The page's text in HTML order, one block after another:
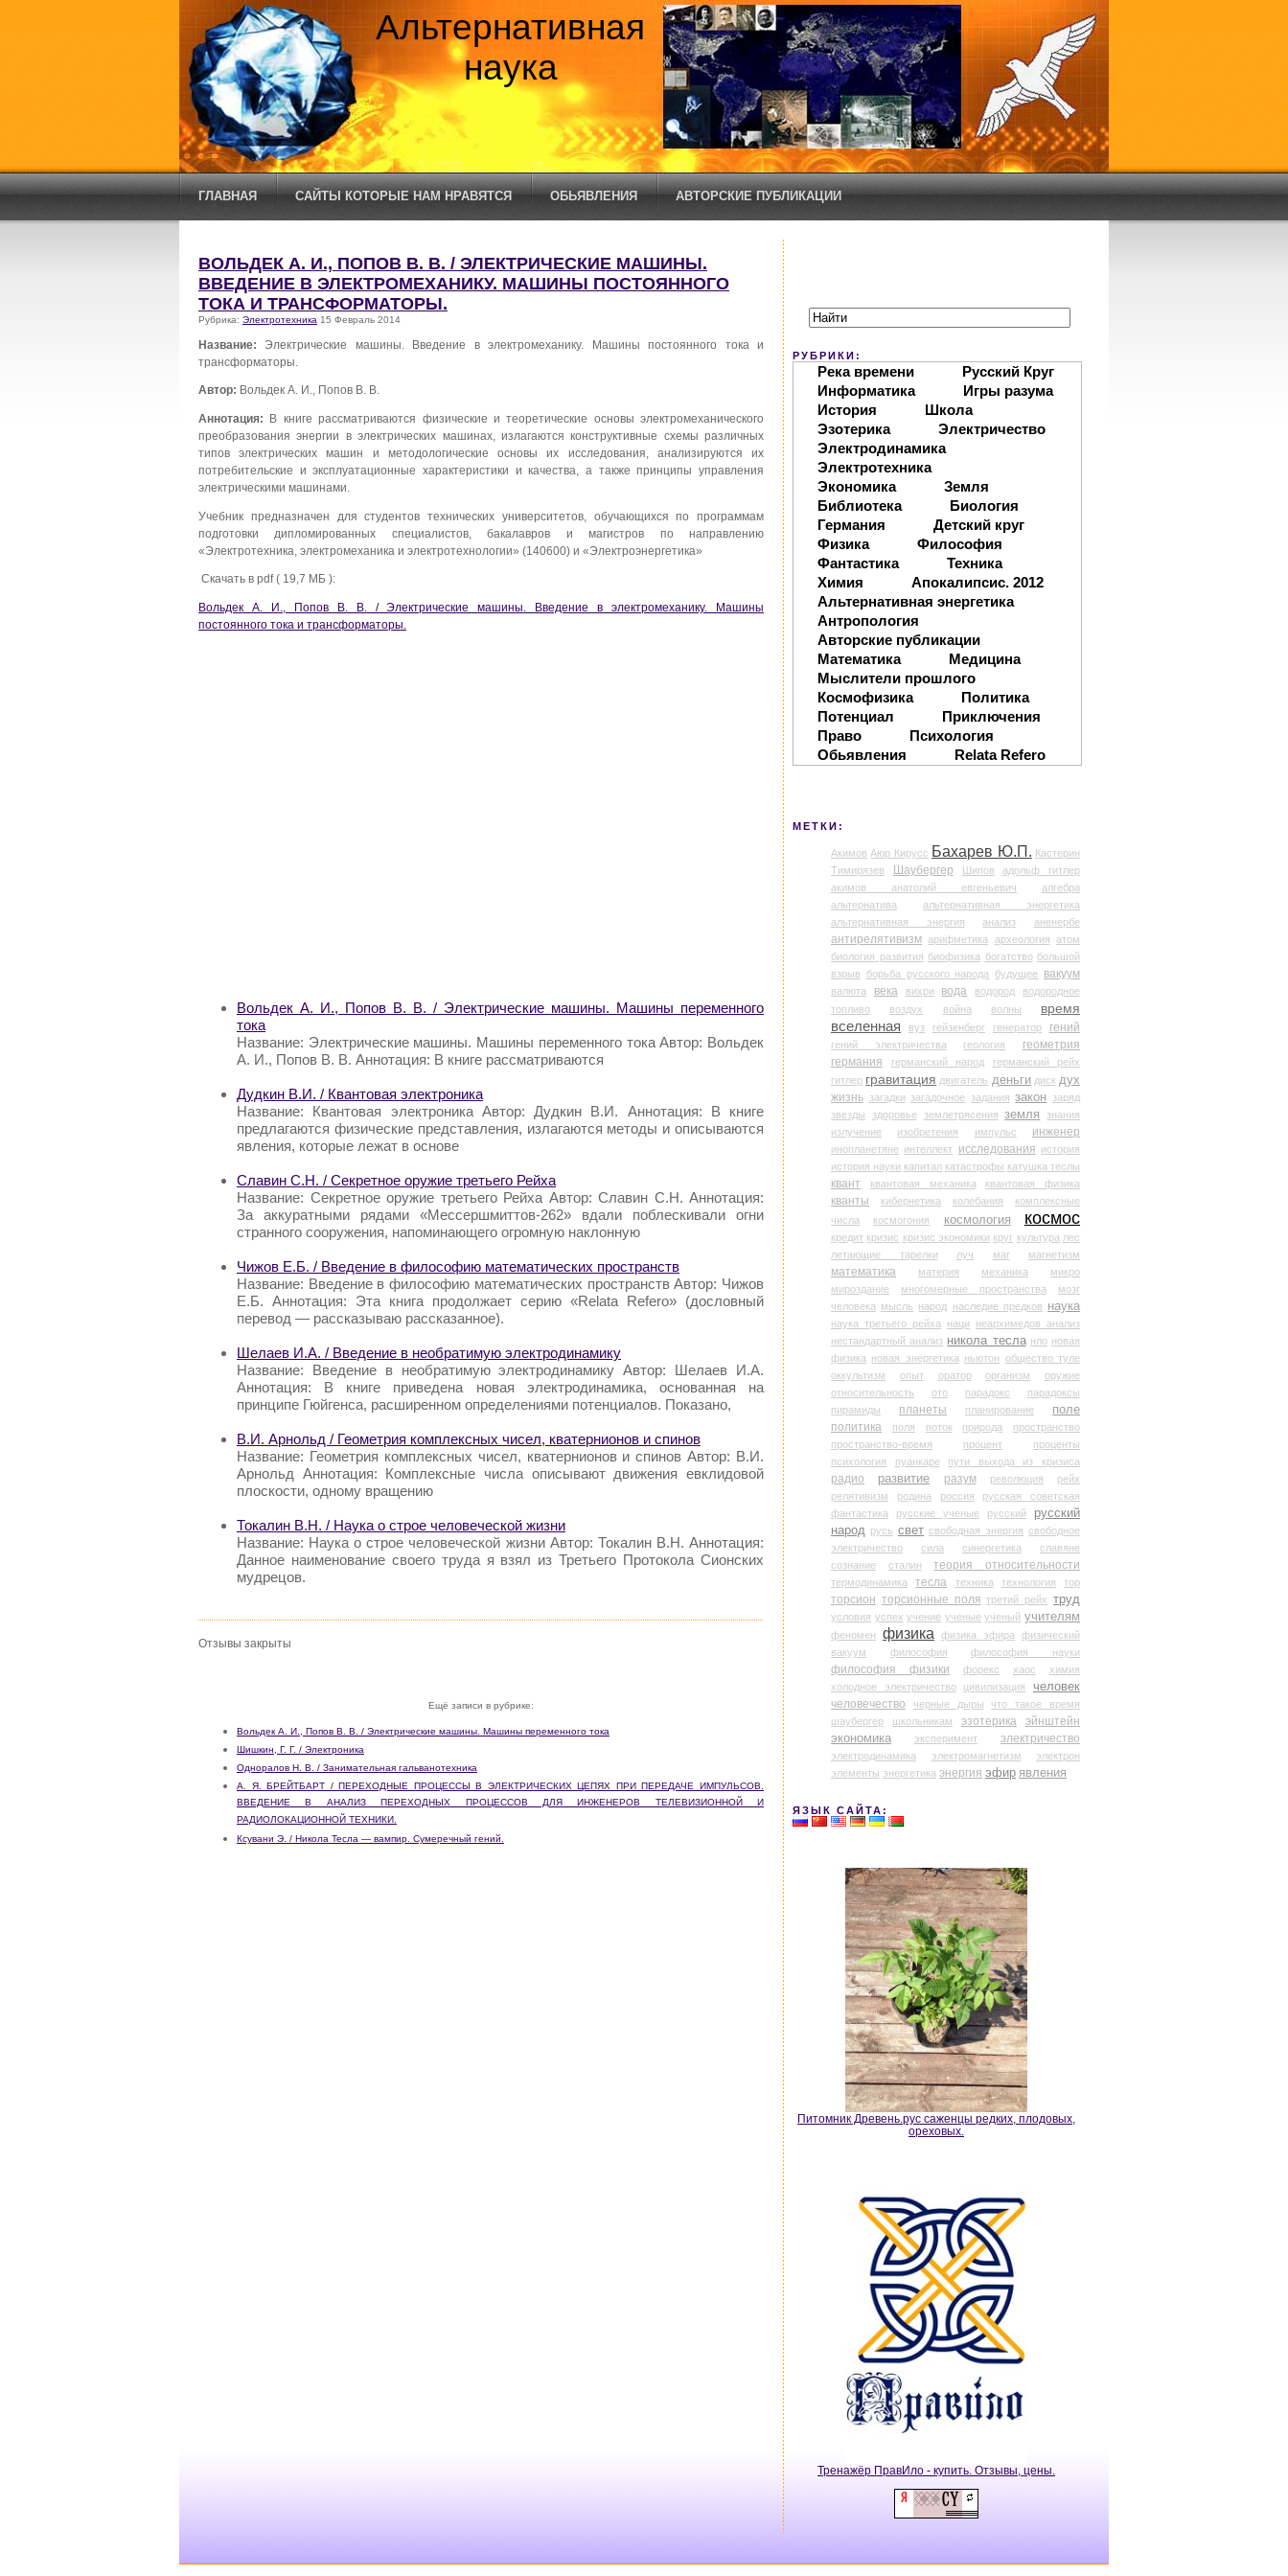
Альтернативная
наука
ГЛАВНАЯ САЙТЫ КОТОРЫЕ НАМ НРАВЯТСЯ ОБЬЯВЛЕНИЯ АВТОРСКИЕ ПУБЛИКАЦИИ
ВОЛЬДЕК А. И., ПОПОВ В. В. / ЭЛЕКТРИЧЕСКИЕ МАШИНЫ.
ВВЕДЕНИЕ В ЭЛЕКТРОМЕХАНИКУ. МАШИНЫ ПОСТОЯННОГО
ТОКА И ТРАНСФОРМАТОРЫ.
Рубрика: Электротехника 15 Февраль 2014
Название: Электрические машины. Введение в электромеханику. Машины постоянного тока и
трансформаторы.
Автор: Вольдек А. И., Попов В. В.
Аннотация: В книге рассматриваются физические и теоретические основы электромеханического
преобразования энергии в электрических машинах, излагаются конструктивные схемы различных
типов электрических машин и методологические основы их исследования, анализируются их
потребительские и эксплуатационные характеристики и качества, а также принципы управления
электрическими машинами.
Учебник предназначен для студентов технических университетов, обучающихся по программам
подготовки дипломированных специалистов, бакалавров и магистров по направлению
«Электротехника, электромеханика и электротехнологии» (140600) и «Электроэнергетика»
Скачать в pdf ( 19,7 МБ ):
Вольдек А. И., Попов В. В. / Электрические машины. Введение в электромеханику. Машины
постоянного тока и трансформаторы.
Вольдек А. И., Попов В. В. / Электрические машины. Машины переменного
тока
Название: Электрические машины. Машины переменного тока Автор: Вольдек
А. И., Попов В. В. Аннотация: В книге рассматриваются
Дудкин В.И. / Квантовая электроника
Название: Квантовая электроника Автор: Дудкин В.И. Аннотация: В книге
предлагаются физические представления, излагаются методы и описываются
явления, которые лежат в основе
Славин С.Н. / Секретное оружие третьего Рейха
Название: Секретное оружие третьего Рейха Автор: Славин С.Н. Аннотация:
За аккуратными рядами «Мессершмиттов-262» вдали поблескивали огни
странного сооружения, напоминающего огромную наклонную
Чижов Е.Б. / Введение в философию математических пространств
Название: Введение в философию математических пространств Автор: Чижов
Е.Б. Аннотация: Эта книга продолжает серию «Relata Refero» (дословный
перевод — рассказываю рассказанное).
Шелаев И.А. / Введение в необратимую электродинамику
Название: Введение в необратимую электродинамику Автор: Шелаев И.А.
Аннотация: В книге приведена новая электродинамика, основанная на
принципе Гюйгенса, расширенном определениями потенциалов. Показано,
В.И. Арнольд / Геометрия комплексных чисел, кватернионов и спинов
Название: Геометрия комплексных чисел, кватернионов и спинов Автор: В.И.
Арнольд Аннотация: Комплексные числа описывают движения евклидовой
плоскости, одному вращению
Токалин В.Н. / Наука о строе человеческой жизни
Название: Наука о строе человеческой жизни Автор: Токалин В.Н. Аннотация:
Данное наименование своего труда я взял из Третьего Протокола Сионских
мудрецов.
Отзывы закрыты
Ещё записи в рубрике:
Вольдек А. И., Попов В. В. / Электрические машины. Машины переменного тока
Шишкин, Г. Г. / Электроника
Одноралов Н. В. / Занимательная гальванотехника
А. Я. БРЕЙТБАРТ / ПЕРЕХОДНЫЕ ПРОЦЕССЫ В ЭЛЕКТРИЧЕСКИХ ЦЕПЯХ ПРИ ПЕРЕДАЧЕ ИМПУЛЬСОВ.
ВВЕДЕНИЕ В АНАЛИЗ ПЕРЕХОДНЫХ ПРОЦЕССОВ ДЛЯ ИНЖЕНЕРОВ ТЕЛЕВИЗИОННОЙ И
РАДИОЛОКАЦИОННОЙ ТЕХНИКИ.
Ксувани Э. / Никола Тесла — вампир. Сумеречный гений.
РУБРИКИ:
Река времени
Русский Круг
Информатика
Игры разума
История
Школа
Эзотерика
Электричество
Электродинамика
Электротехника
Экономика
Земля
Библиотека
Биология
Германия
Детский круг
Физика
Философия
Фантастика
Техника
Химия
Апокалипсис. 2012
Альтернативная энергетика
Антропология
Авторские публикации
Математика
Медицина
Мыслители прошлого
Космофизика
Политика
Потенциал
Приключения
Право
Психология
Обьявления
Relata Refero
МЕТКИ:
Акимов Аюр Кирусс Бахарев Ю.П. Кастерин
Тимирязев
Шаубергер Шипов
адольф гитлер
акимов анатолий евгеньевич
алгебра
альтернатива
альтернативная энергетика
альтернативная энергия
анализ аненербе
антирелятивизм арифметика археология атом
биология развития биофизика богатство большой
взрыв
борьба русского народа будущее вакуум
валюта века вихри вода водород
водородное
топливо
воздух война волны
время
вселенная
вуз гейзенберг генератор гений
гений электричества геология
геометрия
германия
германский народ
германский рейх
гитлер гравитация двигатель деньги диск дух
жизнь загадки загадочное задания закон заряд
звезды
здоровье землетрясения земля
знания
излучение
изобретения импульс инженер
инопланетяне интеллект исследования история
история науки капитал катастрофы катушка теслы
квант квантовая механика квантовая физика
кванты кибернетика колебания
комплексные
числа
космогония космология космос
кредит кризис кризис экономики круг культура лес
летающие тарелки
луч маг магнетизм
математика материя механика
микро
мироздание
многомерные пространства
мозг
человека мысль народ наследие предков наука
наука третьего рейха наци
неархимедов анализ
нестандартный анализ никола тесла нло новая
физика новая энергетика ньютон общество туле
оккультизм
опыт оратор организм
оружие
относительность
ото парадокс
парадоксы
пирамиды
планеты планирование
поле
политика
поля поток природа
пространство
пространство-время
процент
проценты
психология
пуанкаре пути выхода из кризиса
радио развитие разум революция
рейх
релятивизм
родина россия
русская советская
фантастика
русские ученые русский
русский
народ русь свет свободная энергия свободное
электричество
сила синергетика
славяне
сознание
сталин теория относительности
термодинамика тесла техника технология тор
торсион торсионные поля третий рейх труд
условия успех учение ученые ученый учителям
феномен физика физика эфира
физический
вакуум
философия философия науки
философия физики форекс хаос
химия
холодное электричество
цивилизация человек
человечество черные дыры
что такое время
шаубергер
школьникам эзотерика
эйнштейн
экономика
эксперимент электричество
электродинамика электромагнетизм
электрон
элементы энергетика энергия эфир явления
ЯЗЫК САЙТА:
Питомник Древень.рус саженцы редких, плодовых,
ореховых.
Тренажёр ПравИло - купить. Отзывы, цены.